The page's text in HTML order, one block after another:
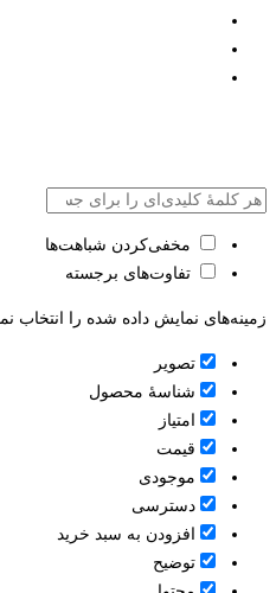
مخفی‌کردن شباهت‌ها
تفاوت‌های برجسته
زمینه‌های نمایش داده شده را انتخاب
تصویر
شناسۀ محصول
امتیاز
قيمت
موجودی
دسترسی
افزودن به سبد خرید
توضیح